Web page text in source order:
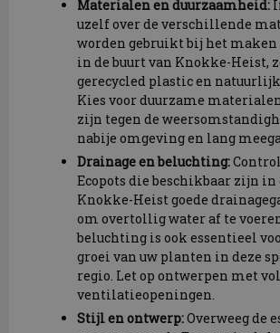
Materialen en duurzaamheid:
uzelf over de verschillende
worden gebruikt bij het maken
in de buurt van Knokke-Heist,
gerecycled plastic en
Kies voor duurzame
zijn tegen de
nabije omgeving en lang
Drainage en beluchting:
Ecopots die beschikbaar zijn in
Knokke-Heist goede
om overtollig water af te
beluchting is ook essentieel
groei van uw planten in deze
regio. Let op ontwerpen met
ventilatieopeningen.
Stijl en ontwerp:Overweeg de